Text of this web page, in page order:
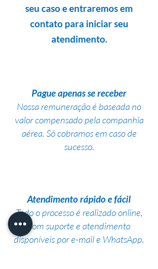
seu caso e entraremos em
contato para iniciar seu
atendimento.
Pague apenas se receber
Nossa remuneração é baseada no
valor compensado pela companhia
aérea. Só cobramos em caso de
sucesso.
Atendimento rápido e fácil
Todo o processo é realizado online,
com suporte e atendimento
disponíveis por e-mail e WhatsApp.